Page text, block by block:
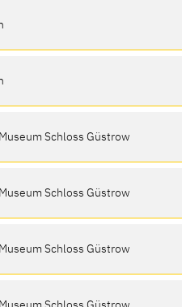
Schloss Güstrow
Schloss Güstrow
Schloss Güstrow
Schloss Güstrow